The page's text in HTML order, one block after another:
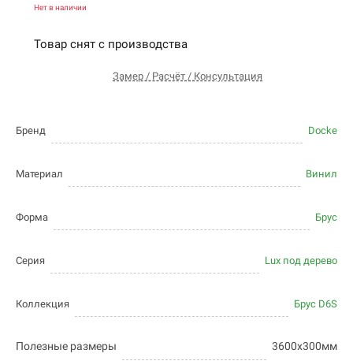
Нет в наличии
Товар снят с производства
Замер / Расчёт / Консультация
Бренд Docke
Материал Винил
Форма Брус
Серия Lux под дерево
Коллекция Брус D6S
Полезные размеры 3600х300мм